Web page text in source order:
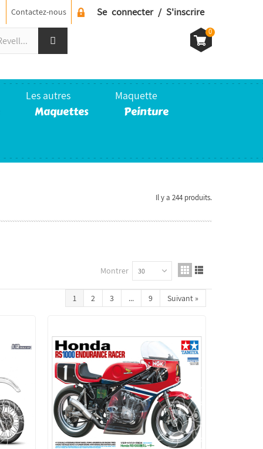
Se connecter / S'inscrire
Contactez-nous
0
Les autres
Maquettes
Maquette
Peinture
Il y a 244 produits.
Montrer 30
1 2 3 ... 9 Suivant »